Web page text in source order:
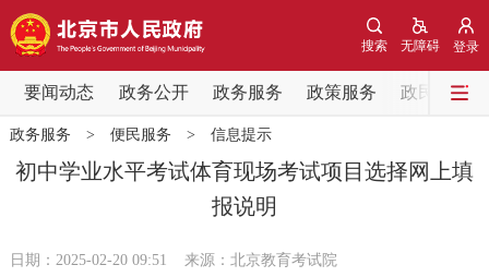
登录
无障碍
搜索
要闻动态 政务公开 政务服务 政策服务 政民互动
要闻动态
党中央精神 国务院信息
会议信息
政务服务 > 便民服务 > 信息提示
初中学业水平考试体育现场考试项目选择网上填
报说明
日期：2025-02-20 09:51 来源：北京教育考试院